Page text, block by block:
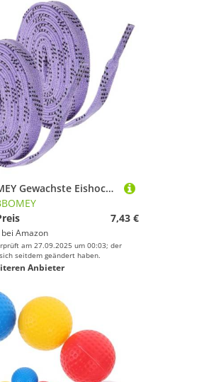
TOBBOMEY Gewachste Eishockey schnürsenkel Abriebfest Flach Langlebig Praktische Hockey schlittschuhsenkel für Rollschuhe und Sneaker Ersatzschnürsenkel für Eiskunstlauf und Sportschuhe
7,43 €
Amazon
am 27.09.2025 um 00:03; der
seitdem geändert haben.
Anbieter